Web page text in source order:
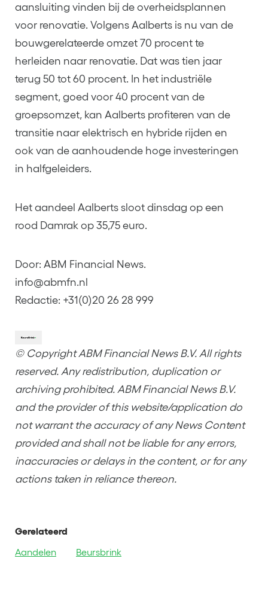
aansluiting vinden bij de overheidsplannen
voor renovatie. Volgens Aalberts is nu van de
bouwgerelateerde omzet 70 procent te
herleiden naar renovatie. Dat was tien jaar
terug 50 tot 60 procent. In het industriële
segment, goed voor 40 procent van de
groepsomzet, kan Aalberts profiteren van de
transitie naar elektrisch en hybride rijden en
ook van de aanhoudende hoge investeringen
in halfgeleiders.
Het aandeel Aalberts sloot dinsdag op een
rood Damrak op 35,75 euro.
Door: ABM Financial News.
info@abmfn.nl
Redactie: +31(0)20 26 28 999
© Copyright ABM Financial News B.V. All rights
reserved. Any redistribution, duplication or
archiving prohibited. ABM Financial News B.V.
and the provider of this website/application do
not warrant the accuracy of any News Content
provided and shall not be liable for any errors,
inaccuracies or delays in the content, or for any
actions taken in reliance thereon.
Gerelateerd
Aandelen
Beursbrink